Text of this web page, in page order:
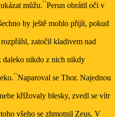
můžu. ́ ́Perun obrátil oči v
by ještě mohlo přijít, pokud
zatočil kladivem nad
daleko nikdo z nich nikdy
́Naparoval se Thor. Najednou
křížovaly blesky, zvedl se vítr
všeho se zhmotnil Zeus. V